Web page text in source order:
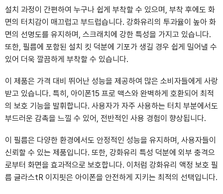
설치 과정이 간편하여 누구나 쉽게 부착할 수 있으며, 부착 후에도 화
면의 터치감이 매끄럽고 부드럽습니다. 강화유리의 투과율이 높아 화
면의 선명도를 유지하며, 스크래치에 강한 특성을 가지고 있습니다.
또한, 필름에 포함된 설치 킷 덕분에 기포가 생길 경우 쉽게 밀어낼 수
있어 더욱 깔끔하게 부착할 수 있습니다.
이 제품은 가격 대비 뛰어난 성능을 제공하여 많은 소비자들에게 사랑
받고 있습니다. 특히, 아이폰15 프로 맥스와 완벽하게 호환되어 최적
의 보호 기능을 발휘합니다. 사용자가 자주 사용하는 터치 부분에서도
부드러운 감촉을 느낄 수 있어, 전반적인 사용 경험이 향상됩니다.
이 필름은 다양한 환경에서도 안정적인 성능을 유지하며, 사용자들이
신뢰할 수 있는 제품입니다. 또한, 강화유리 특성 덕분에 외부 충격으
로부터 화면을 효과적으로 보호합니다. 이처럼 강화유리 액정 보호 필
름 글라스tR 이지핏은 아이폰을 안전하게 지키는 최적의 선택입니다.